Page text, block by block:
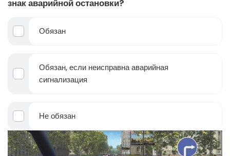
знак аварийной остановки?
Обязан
Обязан, если неисправна аварийная
сигнализация
Не обязан